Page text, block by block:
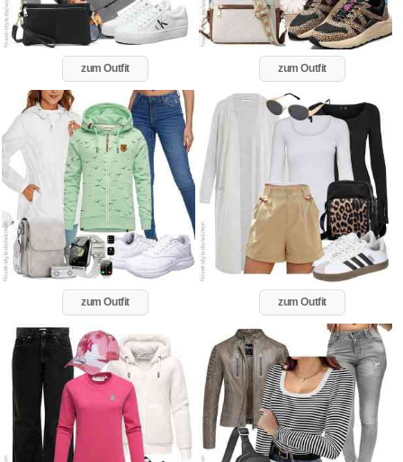
zum Outfit zum Outfit
zum Outfit zum Outfit